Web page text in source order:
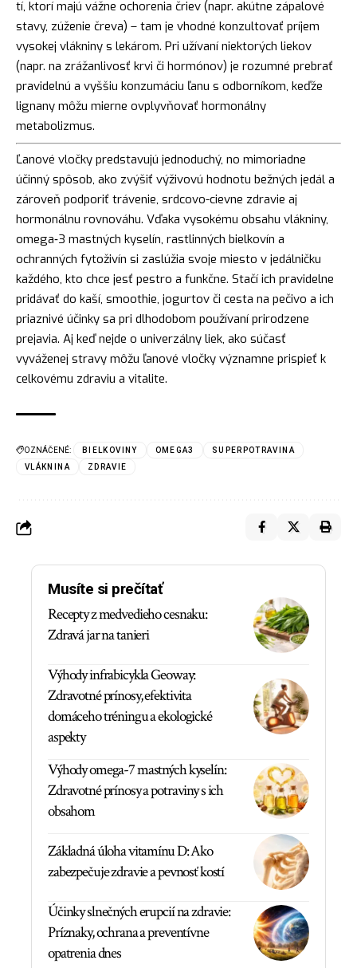
tí, ktorí majú vážne ochorenia čriev (napr. akútne zápalové
stavy, zúženie čreva) – tam je vhodné konzultovať príjem
vysokej vlákniny s lekárom. Pri užívaní niektorých liekov
(napr. na zrážanlivosť krvi či hormónov) je rozumné prebrať
pravidelnú a vyššiu konzumáciu ľanu s odborníkom, keďže
lignany môžu mierne ovplyvňovať hormonálny
metabolizmus.
Ľanové vločky predstavujú jednoduchý, no mimoriadne
účinný spôsob, ako zvýšiť výživovú hodnotu bežných jedál a
zároveň podporiť trávenie, srdcovo-cievne zdravie aj
hormonálnu rovnováhu. Vďaka vysokému obsahu vlákniny,
omega‑3 mastných kyselín, rastlinných bielkovín a
ochranných fytoživín si zaslúžia svoje miesto v jedálničku
každého, kto chce jesť pestro a funkčne. Stačí ich pravidelne
pridávať do kaší, smoothie, jogurtov či cesta na pečivo a ich
priaznivé účinky sa pri dlhodobom používaní prirodzene
prejavia. Aj keď nejde o univerzálny liek, ako súčasť
vyváženej stravy môžu ľanové vločky významne prispieť k
celkovému zdraviu a vitalite.
OZNÁČENÉ: BIELKOVINY OMEGA3
SUPERPOTRAVINA
VLÁKNINA
ZDRAVIE
Musíte si prečítať
Recepty z medvedieho cesnaku:
Zdravá jar na tanieri
Výhody infrabicykla Geoway:
Zdravotné prínosy, efektivita
domáceho tréningu a ekologické
aspekty
Výhody omega-7 mastných kyselín:
Zdravotné prínosy a potraviny s ich
obsahom
Základná úloha vitamínu D: Ako
zabezpečuje zdravie a pevnosť kostí
Účinky slnečných erupcií na zdravie:
Príznaky, ochrana a preventívne
opatrenia dnes